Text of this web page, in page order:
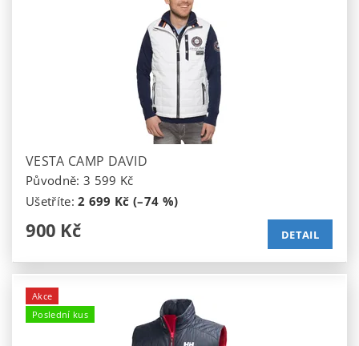
VESTA CAMP DAVID
Původně: 3 599 Kč
Ušetříte:2 699 Kč (–74 %)
900 Kč DETAIL
Akce
Poslední kus